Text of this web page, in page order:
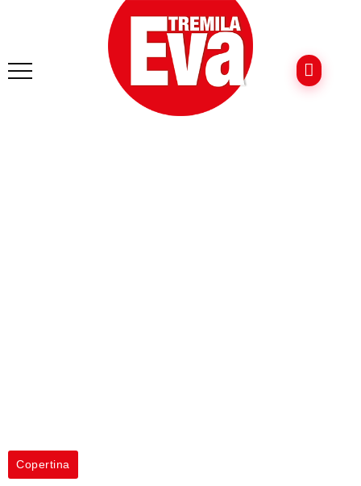
Copertina